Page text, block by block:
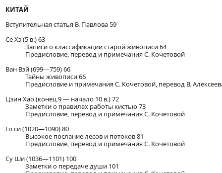
КИТАЙ
Вступительная статья В. Павлова 59
Се Хэ (5 в.) 63
Записи о классификации старой живописи 64
Предисловие, перевод и примечания С. Кочетовой
Ван Вэй (699—759) 66
Тайны живописи 66
Предисловие и примечания С. Кочетовой, перевод В.
Цзин Хао (конец 9 — начало 10 в.) 72
Заметки о правилах работы кистью 73
Предисловие, перевод и примечания С. Кочетовой
Го си (1020—1090) 80
Высокое послание лесов и потоков 81
Предисловие, перевод и примечания С. Кочетовой
Су Ши (1036—1101) 100
Заметки о передаче души 101